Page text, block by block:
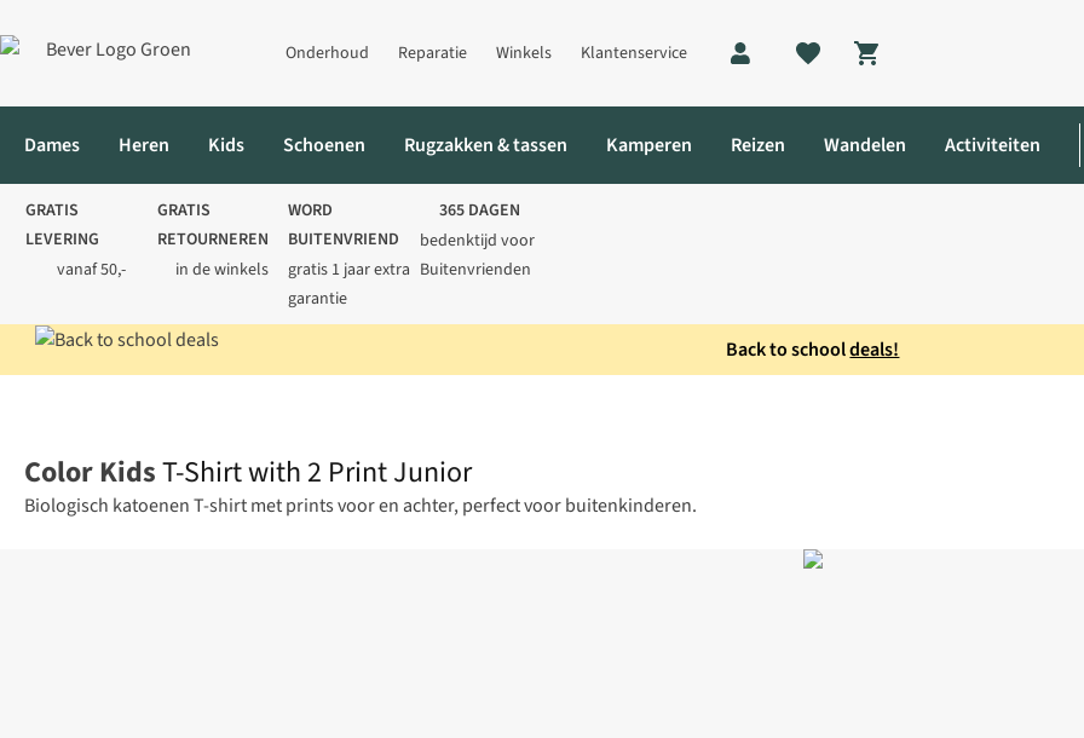
Onderhoud Reparatie Winkels Klantenservice
Shopping cart
Dames Heren Kids Schoenen Rugzakken & tassen Kamperen Reizen Wandelen Activiteiten
GRATIS
LEVERING
vanaf 50,-
GRATIS
RETOURNEREN
in de winkels
WORD
BUITENVRIEND
gratis 1 jaar extra
garantie
365 DAGEN
bedenktijd voor
Buitenvrienden
Back to schooldeals!
Color KidsT-Shirt with 2 Print Junior
Biologisch katoenen T-shirt met prints voor en achter, perfect voor buitenkinderen.